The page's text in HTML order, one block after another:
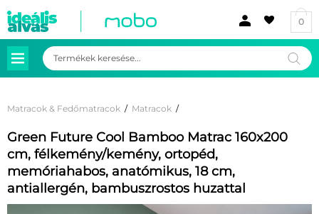
0
Products
search
Matracok & Fedőmatracok / Matracok /
Green Future Cool Bamboo Matrac 160x200
cm, félkemény/kemény, ortopéd,
memóriahabos, anatómikus, 18 cm,
antiallergén, bambuszrostos huzattal